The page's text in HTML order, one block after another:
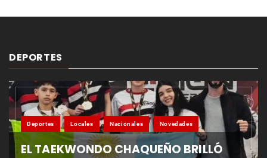
DEPORTES
Deportes Locales Nacionales Novedades
EL TAEKWONDO CHAQUEÑO BRILLÓ